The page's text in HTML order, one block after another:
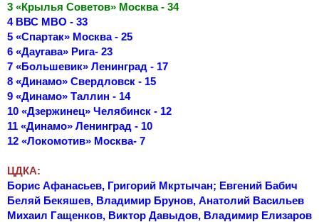
3 «Крылья Советов» Москва - 34
4 ВВС МВО - 33
5 «Спартак» Москва - 25
6 «Даугава» Рига- 23
7 «Большевик» Ленинград - 17
8 «Динамо» Свердловск - 15
9 «Динамо» Таллин - 14
10 «Дзержинец» Челябинск - 12
11 «Динамо» Ленинград - 10
12 «Локомотив» Москва- 7
ЦДКА:
Борис Афанасьев, Григорий Мкртычан; Евгений Бабич
Беляй Бекяшев, Владимир Брунов, Анатолий Васильев
Михаил Гащенков, Виктор Давыдов, Владимир Елизаров